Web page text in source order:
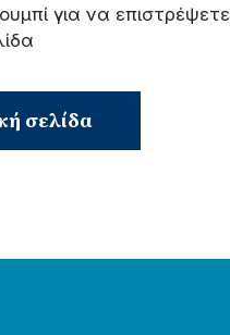
για να επιστρέψετε
σελίδα